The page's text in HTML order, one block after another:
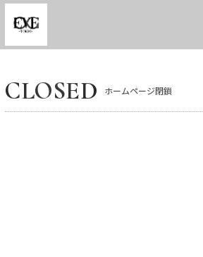
CLOSED ホームページ閉鎖